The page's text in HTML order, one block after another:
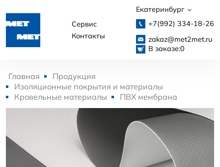
Сервис
Контакты
Екатеринбург
+7(992) 334-18-26
zakaz@met2met.ru
В заказе:0
Главная
Продукция
Изоляционные покрытия и материалы
Кровельные материалы
ПВХ мембрана